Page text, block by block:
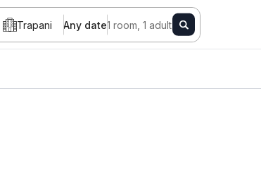
Trapani Any date1 room, 1 adult